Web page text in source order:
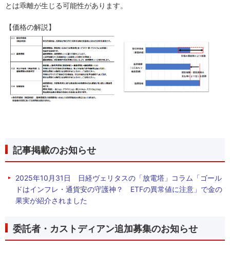
とは乖離が生じる可能性があります。
【価格の解説】
記事掲載のお知らせ
2025年10月31日 日経ヴェリタスの「放電塔」コラム「ゴール
ドはインフレ・通貨安の守護神？ ETFの異常値に注意」で金の
果実が紹介されました
委託者・カストディアン追加募集のお知らせ